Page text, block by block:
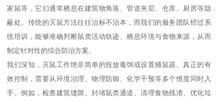
家鼠等，它们通常栖息在建筑物角落、管道夹层、仓库、厨房等隐
蔽处。传统的灭鼠方法往往治标不治本，而我们的服务团队经过系
统培训，能够准确判断鼠类活动轨迹、栖息环境与食物来源，从而
制定针对性的综合防治方案。
我们深知，灭鼠工作绝非简单的投放毒饵或设置捕鼠器。真正的有
效控制，需要从环境治理、物理防御、化学干预等多个维度同时入
手。例如，检查建筑缝隙、封堵鼠类通道、清理食物残渣、优化垃